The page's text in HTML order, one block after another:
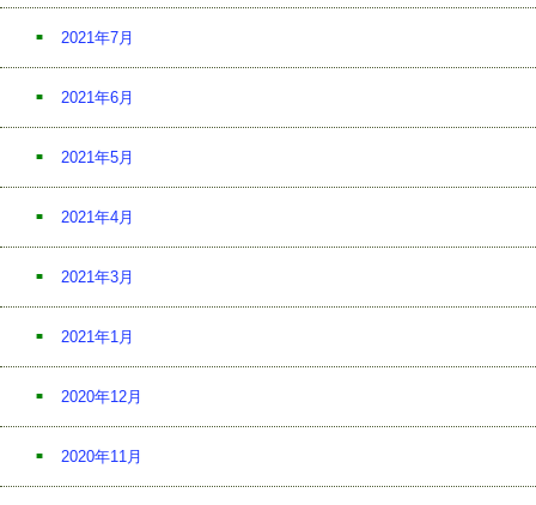
2021年7月
2021年6月
2021年5月
2021年4月
2021年3月
2021年1月
2020年12月
2020年11月